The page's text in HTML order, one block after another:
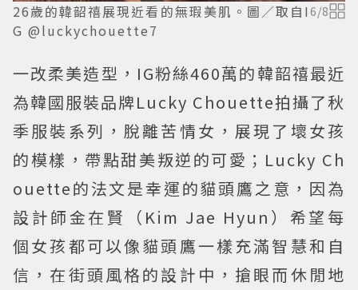
26歲的韓韶禧展現近看的無瑕美肌。圖／取自I
G @luckychouette7
6/8
一改柔美造型，IG粉絲460萬的韓韶禧最近
為韓國服裝品牌Lucky Chouette拍攝了秋
季服裝系列，脫離苦情女，展現了壞女孩
的模樣，帶點甜美叛逆的可愛；Lucky Ch
ouette的法文是幸運的貓頭鷹之意，因為
設計師金在賢（Kim Jae Hyun）希望每
個女孩都可以像貓頭鷹一樣充滿智慧和自
信，在街頭風格的設計中，搶眼而休閒地